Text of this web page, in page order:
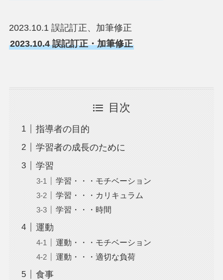
2023.10.1 誤記訂正、加筆修正
2023.10.4 誤記訂正・加筆修正
目次
指導者の目的
学習者の成長のために
学習
学習・・・モチベーション
学習・・・カリキュラム
学習・・・時間
運動
運動・・・モチベーション
運動・・・適切な負荷
食事